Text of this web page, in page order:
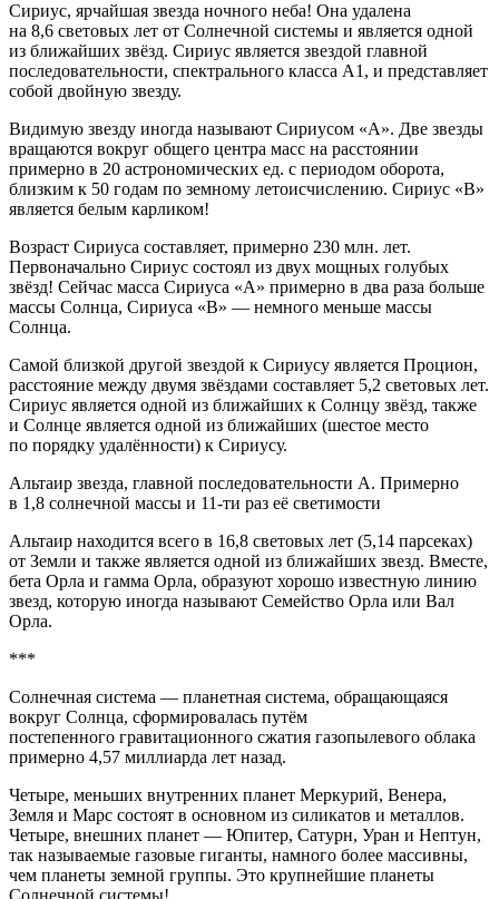
Сириус, ярчайшая звезда ночного неба! Она удалена
на 8,6 световых лет от Солнечной системы и является одной
из ближайших звёзд. Сириус является звездой главной
последовательности, спектрального класса A1, и представляет
собой двойную звезду.
Видимую звезду иногда называют Сириусом «A». Две звезды
вращаются вокруг общего центра масс на расстоянии
примерно в 20 астрономических ед. с периодом оборота,
близким к 50 годам по земному летоисчислению. Сириус «B»
является белым карликом!
Возраст Сириуса составляет, примерно 230 млн. лет.
Первоначально Сириус состоял из двух мощных голубых
звёзд! Сейчас масса Сириуса «A» примерно в два раза больше
массы Солнца, Сириуса «B» — немного меньше массы
Солнца.
Самой близкой другой звездой к Сириусу является Процион,
расстояние между двумя звёздами составляет 5,2 световых лет.
Сириус является одной из ближайших к Солнцу звёзд, также
и Солнце является одной из ближайших (шестое место
по порядку удалённости) к Сириусу.
Альтаир звезда, главной последовательности A. Примерно
в 1,8 солнечной массы и 11-ти раз её светимости
Альтаир находится всего в 16,8 световых лет (5,14 парсеках)
от Земли и также является одной из ближайших звезд. Вместе,
бета Орла и гамма Орла, образуют хорошо известную линию
звезд, которую иногда называют Семейство Орла или Вал
Орла.
***
Солнечная система — планетная система, обращающаяся
вокруг Солнца, сформировалась путём
постепенного гравитационного сжатия газопылевого облака
примерно 4,57 миллиарда лет назад.
Четыре, меньших внутренних планет Меркурий, Венера,
Земля и Марс состоят в основном из силикатов и металлов.
Четыре, внешних планет — Юпитер, Сатурн, Уран и Нептун,
так называемые газовые гиганты, намного более массивны,
чем планеты земной группы. Это крупнейшие планеты